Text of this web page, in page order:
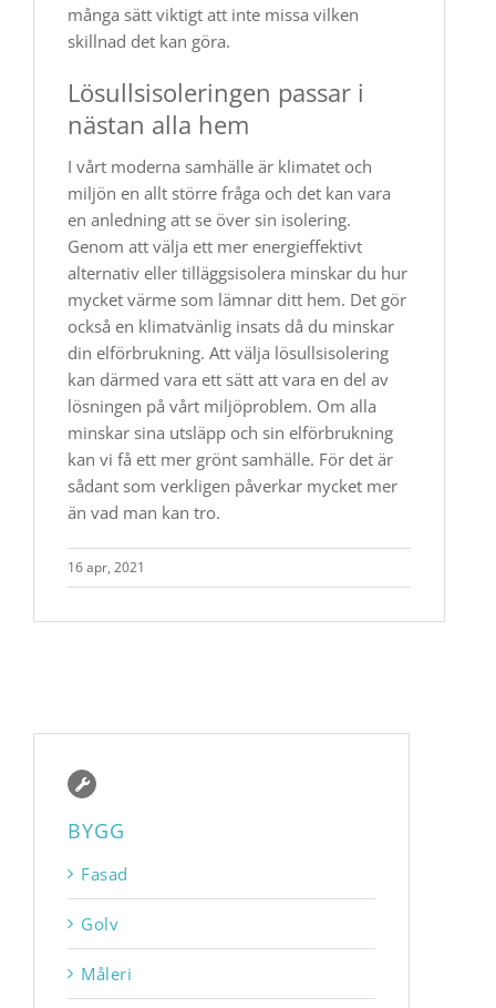
många sätt viktigt att inte missa vilken
skillnad det kan göra.
Lösullsisoleringen passar i
nästan alla hem
I vårt moderna samhälle är klimatet och
miljön en allt större fråga och det kan vara
en anledning att se över sin isolering.
Genom att välja ett mer energieffektivt
alternativ eller tilläggsisolera minskar du hur
mycket värme som lämnar ditt hem. Det gör
också en klimatvänlig insats då du minskar
din elförbrukning. Att välja lösullsisolering
kan därmed vara ett sätt att vara en del av
lösningen på vårt miljöproblem. Om alla
minskar sina utsläpp och sin elförbrukning
kan vi få ett mer grönt samhälle. För det är
sådant som verkligen påverkar mycket mer
än vad man kan tro.
16 apr, 2021
BYGG
Fasad
Golv
Måleri